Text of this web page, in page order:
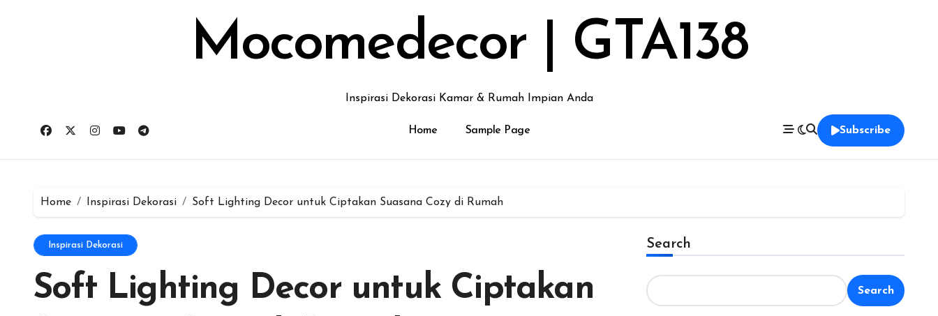
Mocomedecor | GTA138
Inspirasi Dekorasi Kamar & Rumah Impian Anda
Home Sample Page Subscribe
Home Inspirasi Dekorasi Soft Lighting Decor untuk Ciptakan Suasana Cozy di Rumah
Inspirasi Dekorasi
Soft Lighting Decor untuk Ciptakan
Search
Search